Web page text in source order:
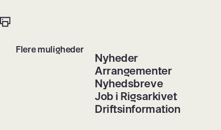
Flere muligheder
Nyheder
Arrangementer
Nyhedsbreve
Job i Rigsarkivet
Driftsinformation